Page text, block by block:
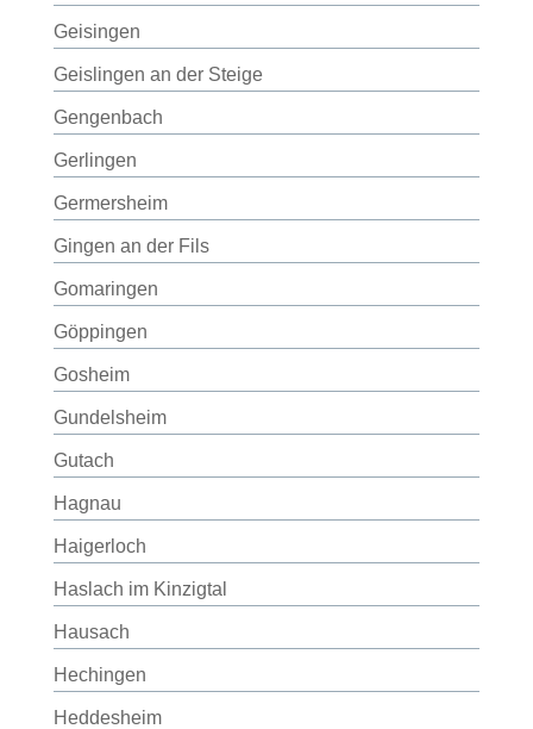
Geisingen
Geislingen an der Steige
Gengenbach
Gerlingen
Germersheim
Gingen an der Fils
Gomaringen
Göppingen
Gosheim
Gundelsheim
Gutach
Hagnau
Haigerloch
Haslach im Kinzigtal
Hausach
Hechingen
Heddesheim